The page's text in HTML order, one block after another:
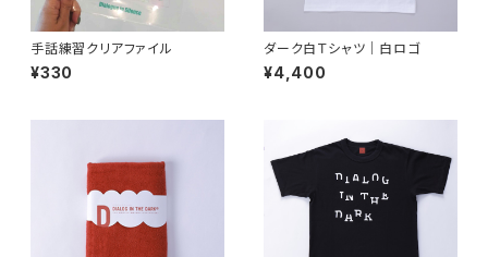
手話練習クリアファイル
¥330
ダーク白Ｔシャツ｜白ロゴ
¥4,400